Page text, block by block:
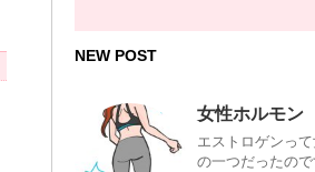
NEW POST
女性ホルモン
エストロゲンっ
の一つだったの